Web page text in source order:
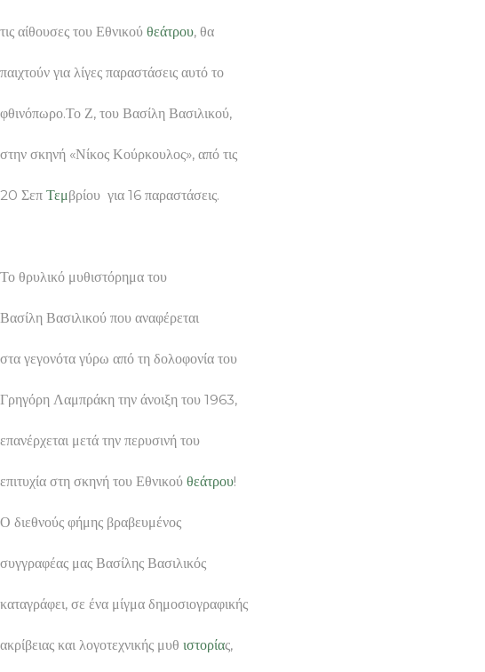
τις αίθουσες του Εθνικού θεάτρου, θα
παιχτούν για λίγες παραστάσεις αυτό το
φθινόπωρο.Το Ζ, του Βασίλη Βασιλικού,
στην σκηνή «Νίκος Κούρκουλος», από τις
20 Σεπ Τεμβρίου για 16 παραστάσεις.
Το θρυλικό μυθιστόρημα του
Βασίλη Βασιλικού που αναφέρεται
στα γεγονότα γύρω από τη δολοφονία του
Γρηγόρη Λαμπράκη την άνοιξη του 1963,
επανέρχεται μετά την περυσινή του
επιτυχία στη σκηνή του Εθνικού θεάτρου!
Ο διεθνούς φήμης βραβευμένος
συγγραφέας μας Βασίλης Βασιλικός
καταγράφει, σε ένα μίγμα δημοσιογραφικής
ακρίβειας και λογοτεχνικής μυθ ιστορίας,